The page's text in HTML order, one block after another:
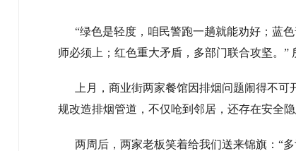
“绿色是轻度，咱民警跑一趟就能劝好；蓝色
师必须上；红色重大矛盾，多部门联合攻坚。”
上月，商业街两家餐馆因排烟问题闹得不可
规改造排烟管道，不仅呛到邻居，还存在安全
两周后，两家老板笑着给我们送来锦旗：“多